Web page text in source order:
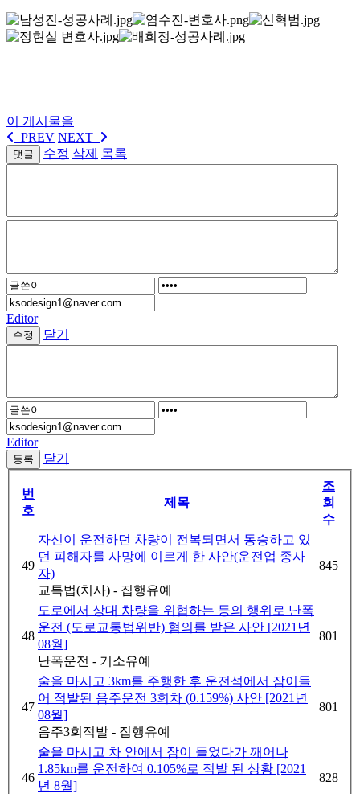
이 게시물을
PREV NEXT
댓글 수정 삭제 목록
Editor
닫기
Editor
닫기
번
호
제목
조
회
수
49
자신이 운전하던 차량이 전복되면서 동승하고 있
던 피해자를 사망에 이르게 한 사안(운전업 종사
자)
교특법(치사) - 집행유예
845
48
도로에서 상대 차량을 위협하는 등의 행위로 난폭
운전 (도로교통법위반) 혐의를 받은 사안 [2021년
08월]
난폭운전 - 기소유예
801
47
술을 마시고 3km를 주행한 후 운전석에서 잠이들
어 적발된 음주운전 3회차 (0.159%) 사안 [2021년
08월]
음주3회적발 - 집행유예
801
46
술을 마시고 차 안에서 잠이 들었다가 깨어나
1.85km를 운전하여 0.105%로 적발 된 상황 [2021
년 8월]
828